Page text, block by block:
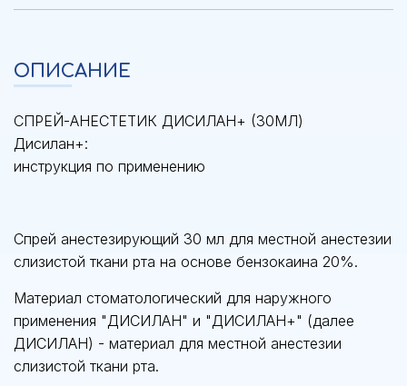
ОПИСАНИЕ
СПРЕЙ-АНЕСТЕТИК ДИСИЛАН+ (30МЛ)
Дисилан+:
инструкция по применению
Спрей анестезирующий 30 мл для местной анестезии
слизистой ткани рта на основе бензокаина 20%.
Материал стоматологический для наружного
применения "ДИСИЛАН" и "ДИСИЛАН+" (далее
ДИСИЛАН) - материал для местной анестезии
слизистой ткани рта.